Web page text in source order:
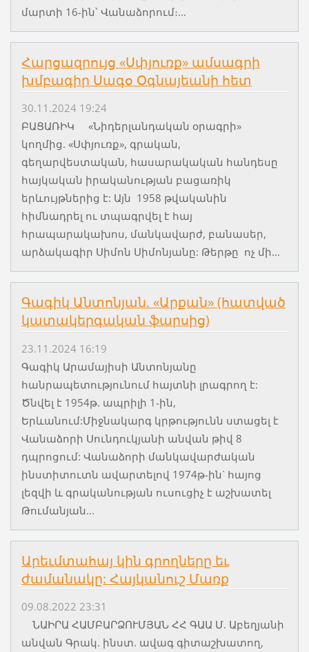
մարտի 16-ին՝ Վանաձորում։...
Հարցազրույց «Սփյուռք» ամսագրի
խմբագիր Սագօ Օգնայեանի հետ
30.11.2024 19:24
ԲԱՑԱՌԻԿ «Նիդերլանդական օրագրի»
կողմից. «Սփյուռք», գրական,
գեղարվեստական, հասարակական հանդեսը
հայկական իրականության բացառիկ
երևույթներից է: Այն 1958 թվականին
հիմնադրել ու տպագրվել է հայ
հրապարակախոս, մանկավարժ, բանասեր,
արձակագիր Սիմոն Սիմոնյանը: Թերթը ոչ մի...
Գագիկ Անտոնյան. «Արքան» (հատված
կատակերգական ֆարսից)
23.11.2024 16:19
Գագիկ Արամայիսի Անտոնյանը
հանրապետությունում հայտնի լրագրող է:
Ծնվել է 1954թ. ապրիլի 1-ին,
Երևանում:Միջնակարգ կրթությունն ստացել է
Վանաձորի Սունդուկյանի անվան թիվ 8
դպրոցում: Վանաձորի մանկավարժական
ինստիտուտն ավարտելով 1974թ-ին` հայոց
լեզվի և գրականության ուսուցիչ է աշխատել
Թումանյան...
Արեւմտահայ կին գրողները եւ
ժամանակը: Հայկանուշ Մառք
09.08.2022 23:31
ՆԱԻՐԱ ՀԱՄԲԱՐՁՈՒՄՅԱՆ ՀՀ ԳԱԱ Մ. Աբեղյանի
անվան Գրակ. ինստ. ավագ գիտաշխատող,